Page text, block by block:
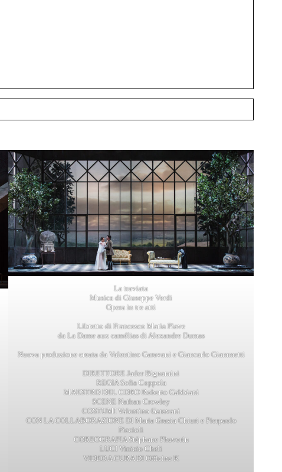
La traviata
Musica di Giuseppe Verdi
Opera in tre atti
Libretto di Francesco Maria Piave
da La Dame aux camélias di Alexandre Dumas
Nuova produzione creata da Valentino Garavani e Giancarlo Giammetti
DIRETTORE Jader Bignamini
REGIA Sofia Coppola
MAESTRO DEL CORO Roberto Gabbiani
SCENE Nathan Crowley
COSTUMI Valentino Garavani
CON LA COLLABORAZIONE DI Maria Grazia Chiuri e Pierpaolo
Piccioli
COREOGRAFIA Stéphane Phavorin
LUCI Vinicio Cheli
VIDEO A CURA DI Officine K